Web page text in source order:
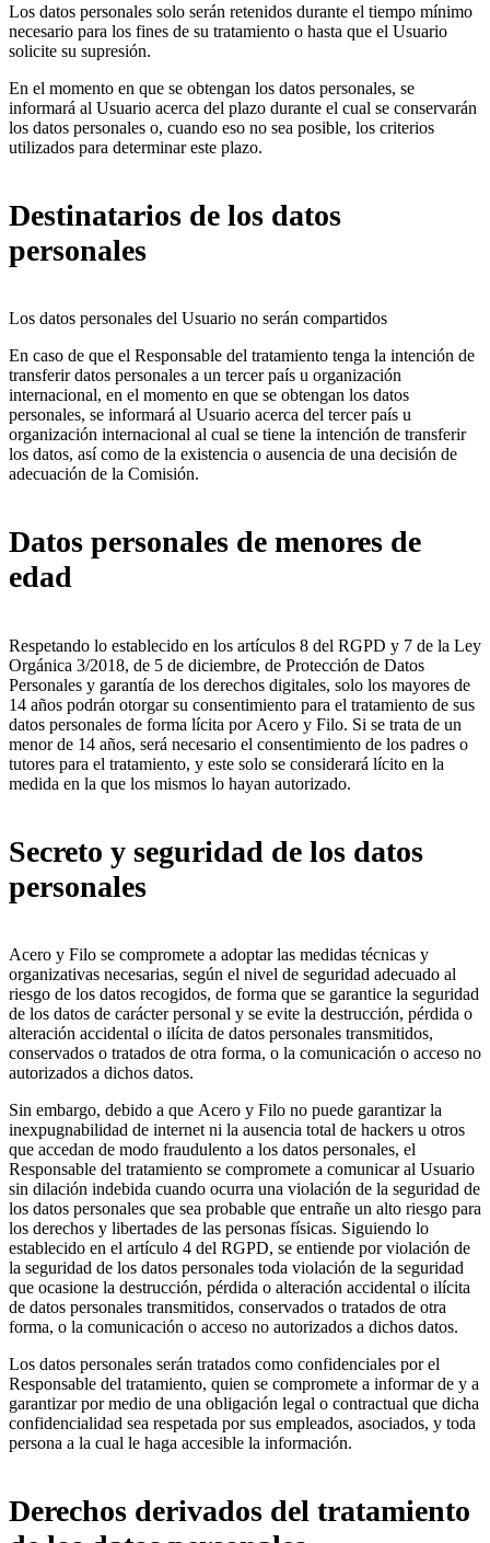
Los datos personales solo serán retenidos durante el tiempo mínimo
necesario para los fines de su tratamiento o hasta que el Usuario
solicite su supresión.
En el momento en que se obtengan los datos personales, se
informará al Usuario acerca del plazo durante el cual se conservarán
los datos personales o, cuando eso no sea posible, los criterios
utilizados para determinar este plazo.
Destinatarios de los datos
personales
Los datos personales del Usuario no serán compartidos
En caso de que el Responsable del tratamiento tenga la intención de
transferir datos personales a un tercer país u organización
internacional, en el momento en que se obtengan los datos
personales, se informará al Usuario acerca del tercer país u
organización internacional al cual se tiene la intención de transferir
los datos, así como de la existencia o ausencia de una decisión de
adecuación de la Comisión.
Datos personales de menores de
edad
Respetando lo establecido en los artículos 8 del RGPD y 7 de la Ley
Orgánica 3/2018, de 5 de diciembre, de Protección de Datos
Personales y garantía de los derechos digitales, solo los mayores de
14 años podrán otorgar su consentimiento para el tratamiento de sus
datos personales de forma lícita por Acero y Filo. Si se trata de un
menor de 14 años, será necesario el consentimiento de los padres o
tutores para el tratamiento, y este solo se considerará lícito en la
medida en la que los mismos lo hayan autorizado.
Secreto y seguridad de los datos
personales
Acero y Filo se compromete a adoptar las medidas técnicas y
organizativas necesarias, según el nivel de seguridad adecuado al
riesgo de los datos recogidos, de forma que se garantice la seguridad
de los datos de carácter personal y se evite la destrucción, pérdida o
alteración accidental o ilícita de datos personales transmitidos,
conservados o tratados de otra forma, o la comunicación o acceso no
autorizados a dichos datos.
Sin embargo, debido a que Acero y Filo no puede garantizar la
inexpugnabilidad de internet ni la ausencia total de hackers u otros
que accedan de modo fraudulento a los datos personales, el
Responsable del tratamiento se compromete a comunicar al Usuario
sin dilación indebida cuando ocurra una violación de la seguridad de
los datos personales que sea probable que entrañe un alto riesgo para
los derechos y libertades de las personas físicas. Siguiendo lo
establecido en el artículo 4 del RGPD, se entiende por violación de
la seguridad de los datos personales toda violación de la seguridad
que ocasione la destrucción, pérdida o alteración accidental o ilícita
de datos personales transmitidos, conservados o tratados de otra
forma, o la comunicación o acceso no autorizados a dichos datos.
Los datos personales serán tratados como confidenciales por el
Responsable del tratamiento, quien se compromete a informar de y a
garantizar por medio de una obligación legal o contractual que dicha
confidencialidad sea respetada por sus empleados, asociados, y toda
persona a la cual le haga accesible la información.
Derechos derivados del tratamiento